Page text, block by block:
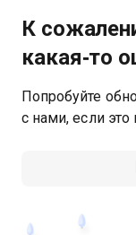
К
какая‑то
Попробуйте
с нами, если это